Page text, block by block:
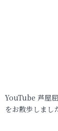
YouTube 芦屋
をお散歩しまし